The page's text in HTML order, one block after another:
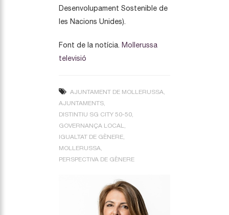
Desenvolupament Sostenible de
les Nacions Unides).
Font de la notícia. Mollerussa
televisió
AJUNTAMENT DE MOLLERUSSA
AJUNTAMENTS
DISTINTIU SG CITY 50-50
GOVERNANÇA LOCAL
IGUALTAT DE GÈNERE
MOLLERUSSA
PERSPECTIVA DE GÈNERE